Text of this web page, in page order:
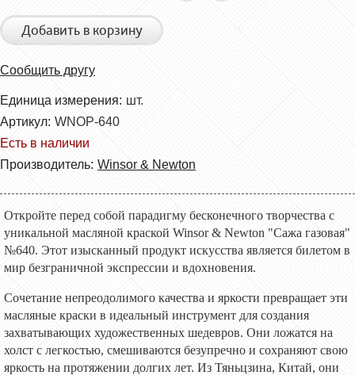
Добавить в корзину
Сообщить другу
Единица измерения: шт.
Артикул: WNOP-640
Есть в наличии
Производитель: Winsor & Newton
Откройте перед собой парадигму бесконечного творчества с
уникальной масляной краской Winsor & Newton "Сажа газовая"
№640. Этот изысканный продукт искусства является билетом в
мир безграничной экспрессии и вдохновения.
Сочетание непреодолимого качества и яркости превращает эти
масляные краски в идеальный инструмент для создания
захватывающих художественных шедевров. Они ложатся на
холст с легкостью, смешиваются безупречно и сохраняют свою
яркость на протяжении долгих лет. Из Тяньцзина, Китай, они